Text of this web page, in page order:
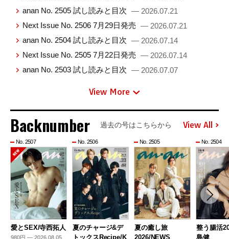
anan No. 2505 試し読みと目次 — 2026.07.21
Next Issue No. 2506 7月29日発売 — 2026.07.21
anan No. 2504 試し読みと目次 — 2026.07.14
Next Issue No. 2505 7月22日発売 — 2026.07.14
anan No. 2503 試し読みと目次 — 2026.07.07
View More
Backnumber 過去の号はこちらから View All
No. 2507
愛とSEX/寺西拓人
980円 — 2026.08.05
No. 2506
夏のチャージ&デ
トックスRecipe/K
No. 2505
夏の癒し旅
2026/NEWS
No. 2504
整う腸活
島健